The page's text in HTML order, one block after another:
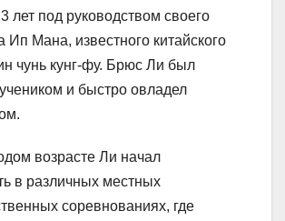
лет под руководством своего
Ип Мана, известного китайского
чунь кунг-фу. Брюс Ли был
и быстро овладел
возрасте Ли начал
в различных местных
соревнованиях, где